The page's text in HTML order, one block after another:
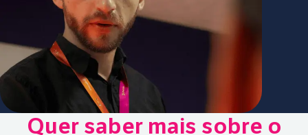
Quer saber mais sobre o